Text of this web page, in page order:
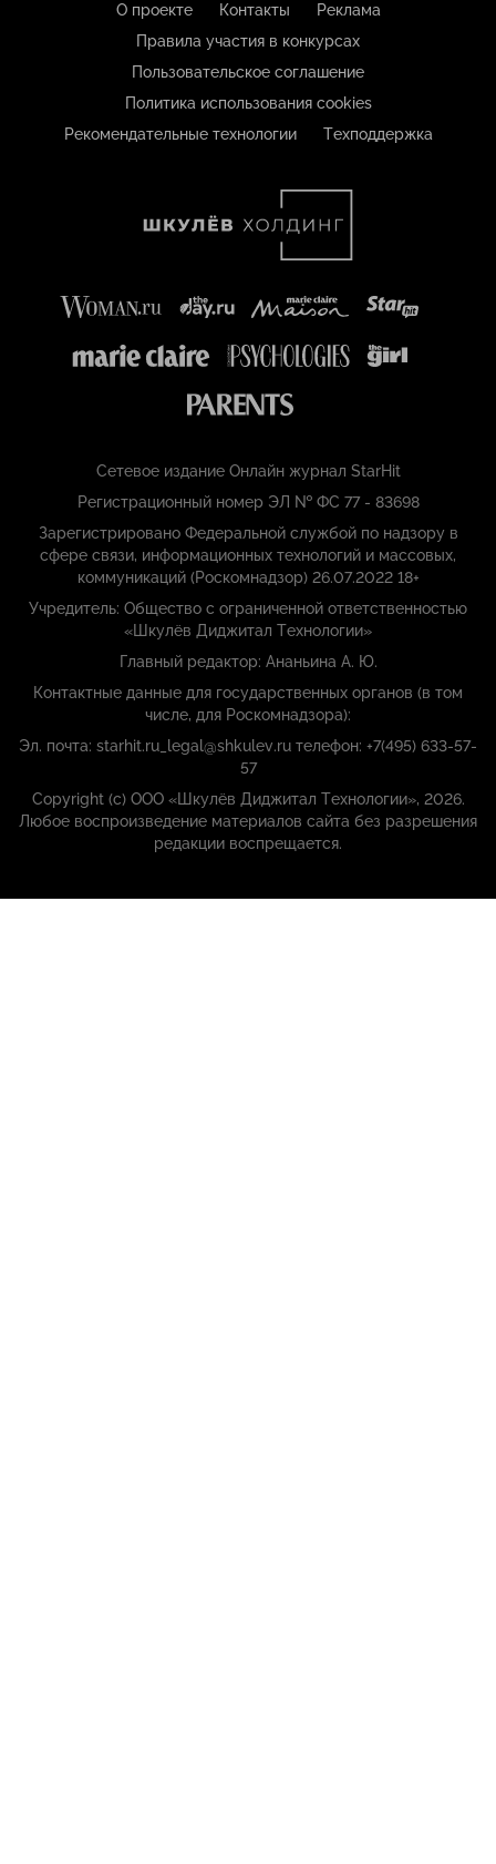
О проекте Контакты
Реклама
Правила участия в конкурсах
Пользовательское соглашение
Политика использования cookies
Рекомендательные технологии
Техподдержка
Сетевое издание Онлайн журнал StarHit
Регистрационный номер ЭЛ № ФС 77 - 83698
Зарегистрировано Федеральной службой по надзору в
сфере связи, информационных технологий и массовых,
коммуникаций (Роскомнадзор) 26.07.2022 18+
Учредитель: Общество с ограниченной ответственностью
«Шкулёв Диджитал Технологии»
Главный редактор: Ананьина А. Ю.
Контактные данные для государственных органов (в том
числе, для Роскомнадзора):
Эл. почта: starhit.ru_legal@shkulev.ru телефон: +7(495) 633-57-
57
Copyright (с) ООО «Шкулёв Диджитал Технологии», 2026.
Любое воспроизведение материалов сайта без разрешения
редакции воспрещается.